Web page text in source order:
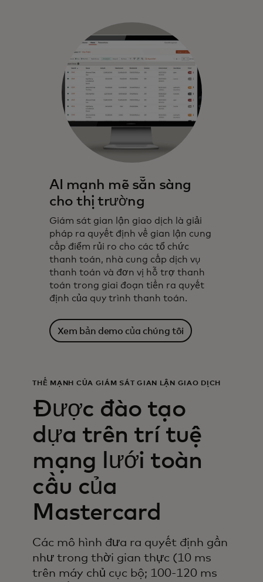
AI mạnh mẽ sẵn sàng
cho thị trường
Giám sát gian lận giao dịch là giải
pháp ra quyết định về gian lận cung
cấp điểm rủi ro cho các tổ chức
thanh toán, nhà cung cấp dịch vụ
thanh toán và đơn vị hỗ trợ thanh
toán trong giai đoạn tiền ra quyết
định của quy trình thanh toán.
Xem bản demo của chúng tôi
THẾ MẠNH CỦA GIÁM SÁT GIAN LẬN GIAO DỊCH
Được đào tạo
dựa trên trí tuệ
mạng lưới toàn
cầu của
Mastercard
Các mô hình đưa ra quyết định gần
như trong thời gian thực (10 ms
trên máy chủ cục bộ; 100-120 ms